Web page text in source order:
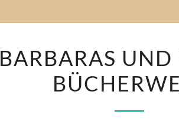
UND
HEIDES
BARBARAS UND